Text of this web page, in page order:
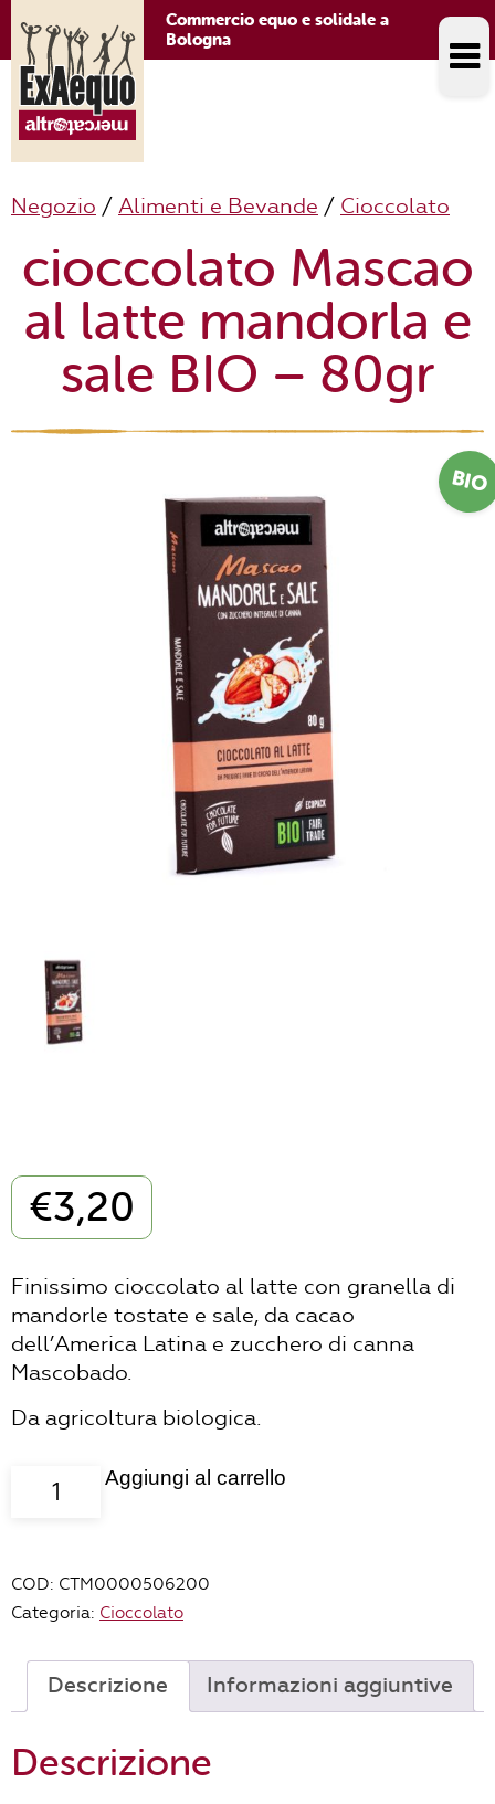
Commercio equo e solidale a
Bologna
Negozio / Alimenti e Bevande / Cioccolato
cioccolato Mascao
al latte mandorla e
sale BIO – 80gr
BIO
€3,20
Finissimo cioccolato al latte con granella di
mandorle tostate e sale, da cacao
dell’America Latina e zucchero di canna
Mascobado.
Da agricoltura biologica.
cioccolato
Mascao
mandorla
e
-
quantità
Aggiungi al carrello
COD: CTM0000506200
Categoria: Cioccolato
Descrizione Informazioni aggiuntive
Descrizione